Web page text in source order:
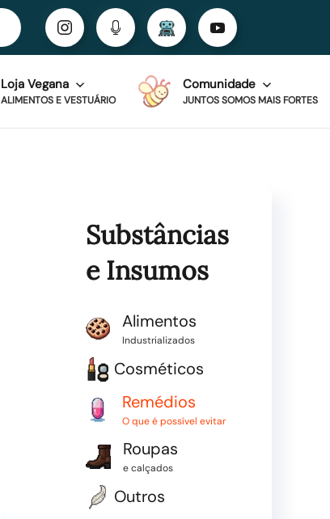
Loja Vegana
ALIMENTOS E VESTUÁRIO
Comunidade
JUNTOS SOMOS MAIS FORTES
Substâncias
e Insumos
Alimentos
Industrializados
Cosméticos
Remédios
O que é possível evitar
Roupas
e calçados
Outros